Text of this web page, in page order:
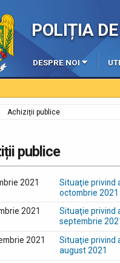
POLIȚIA
DESPRE NOI
Achiziții publice
publice
2021
Situaţie privind
octombrie 2021
2021
Situaţie privind
septembrie
2021
Situaţie privind
august 2021